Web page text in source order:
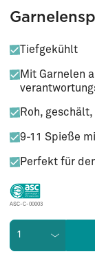
Tiefgekühlt
Mit Garnelen
Roh,
9-11 Spieße
Perfekt für
ASC-C-00003